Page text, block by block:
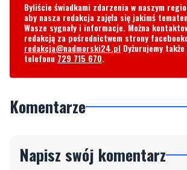
Byliście świadkami zdarzenia w naszym
aby nasza redakcja zajęła się jakimś
Wasze sygnały i informacje. Można
redakcją za pośrednictwem strony
redakcja@nadmorski24.pl Dyżurujemy
telefonu 729 715 670.
Komentarze
Napisz swój komentarz